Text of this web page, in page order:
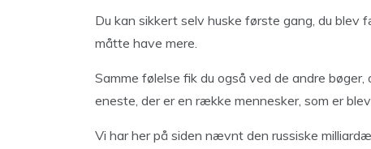
Du kan sikkert selv huske første gang, du blev
måtte have mere.
Samme følelse fik du også ved de andre
eneste, der er en række mennesker, som er
Vi har her på siden nævnt den russiske